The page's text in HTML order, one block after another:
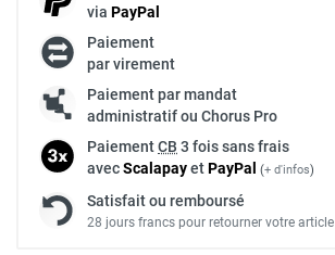
via PayPal
Paiement
par virement
Paiement par mandat
administratif ou Chorus Pro
PaiementCB 3 fois sans frais
avecScalapayetPayPal (+ d'infos)
Satisfait ou remboursé
28 jours francs pour retourner votre article